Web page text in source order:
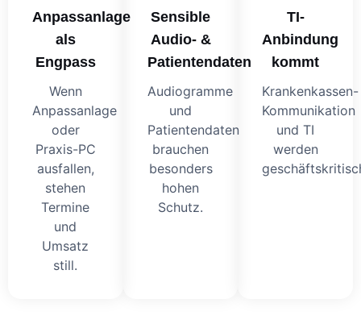
Anpassanlage
als
Engpass
Wenn
Anpassanlage
oder
Praxis-PC
ausfallen,
stehen
Termine
und
Umsatz
still.
Sensible
Audio- &
Patientendaten
Audiogramme
und
Patientendaten
brauchen
besonders
hohen
Schutz.
TI-
Anbindung
kommt
Krankenkassen-
Kommunikation
und TI
werden